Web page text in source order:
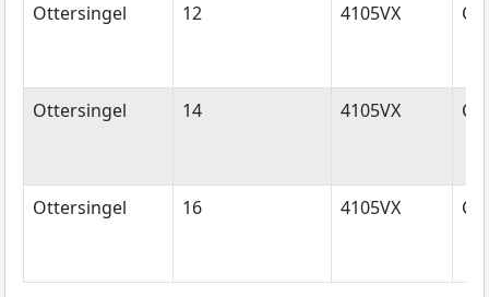
Ottersingel 12 4105VX
Ottersingel 14 4105VX
Ottersingel 16 4105VX